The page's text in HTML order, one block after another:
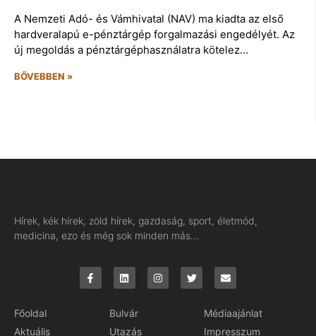
A Nemzeti Adó- és Vámhivatal (NAV) ma kiadta az első
hardveralapú e-pénztárgép forgalmazási engedélyét. Az
új megoldás a pénztárgéphasználatra kötelez…
BŐVEBBEN »
Hírek, kék hírek, zöld hírek, gazdaság, sport, életmód,
medicina, ezo és még sok minden más…
Főoldal
Aktuális
Bulvár
Utazás
Médiaajánlat
Impresszum